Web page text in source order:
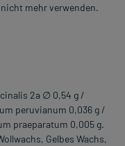
mehr verwenden.
2a ∅ 0,54 g /
peruvianum 0,036 g /
praeparatum 0,005 g.
Gelbes Wachs,